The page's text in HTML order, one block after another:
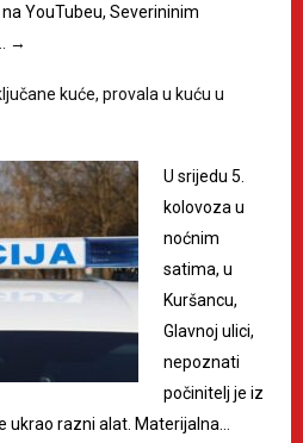
YouTubeu, Severininim
→
kuće, provala u kuću u
U srijedu 5.
kolovoza u
noćnim
satima, u
Kuršancu,
Glavnoj ulici,
nepoznati
počinitelj je iz
ukrao razni alat. Materijalna…